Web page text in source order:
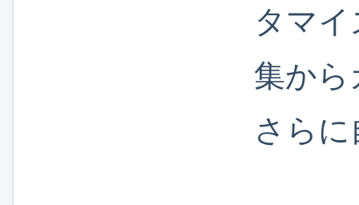
タマ
集から
さら